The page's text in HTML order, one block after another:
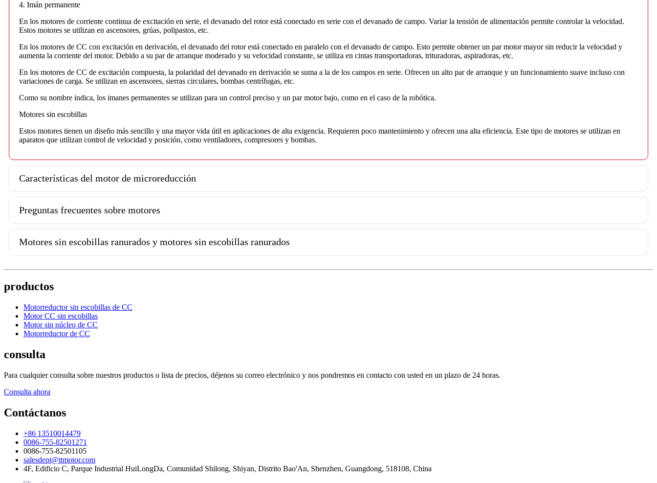
4. Imán permanente
En los motores de corriente continua de excitación en serie, el devanado del rotor está conectado en serie con el devanado de campo. Variar la tensión de alimentación permite controlar la velocidad.
Estos motores se utilizan en ascensores, grúas, polipastos, etc.
En los motores de CC con excitación en derivación, el devanado del rotor está conectado en paralelo con el devanado de campo. Esto permite obtener un par motor mayor sin reducir la velocidad y
aumenta la corriente del motor. Debido a su par de arranque moderado y su velocidad constante, se utiliza en cintas transportadoras, trituradoras, aspiradoras, etc.
En los motores de CC de excitación compuesta, la polaridad del devanado en derivación se suma a la de los campos en serie. Ofrecen un alto par de arranque y un funcionamiento suave incluso con
variaciones de carga. Se utilizan en ascensores, sierras circulares, bombas centrífugas, etc.
Como su nombre indica, los imanes permanentes se utilizan para un control preciso y un par motor bajo, como en el caso de la robótica.
Motores sin escobillas
Estos motores tienen un diseño más sencillo y una mayor vida útil en aplicaciones de alta exigencia. Requieren poco mantenimiento y ofrecen una alta eficiencia. Este tipo de motores se utilizan en
aparatos que utilizan control de velocidad y posición, como ventiladores, compresores y bombas.
Características del motor de microreducción
Preguntas frecuentes sobre motores
Motores sin escobillas ranurados y motores sin escobillas ranurados
productos
Motorreductor sin escobillas de CC
Motor CC sin escobillas
Motor sin núcleo de CC
Motorreductor de CC
consulta
Para cualquier consulta sobre nuestros productos o lista de precios, déjenos su correo electrónico y nos pondremos en contacto con usted en un plazo de 24 horas.
Consulta ahora
Contáctanos
+86 13510014479
0086-755-82501271
0086-755-82501105
salesdept@ttmotor.com
4F, Edificio C, Parque Industrial HuiLongDa, Comunidad Shilong, Shiyan, Distrito Bao'An, Shenzhen, Guangdong, 518108, China